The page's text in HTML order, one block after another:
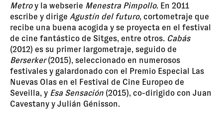
Metroy la webserie Menestra Pimpollo. En 2011
escribe y dirige Agustín del futuro, cortometraje que
recibe una buena acogida y se proyecta en el festival
de cine fantástico de Sitges, entre otros. Cabás
(2012) es su primer largometraje, seguido de
Berserker(2015), seleccionado en numerosos
festivales y galardonado con el Premio Especial Las
Nuevas Olas en el Festival de Cine Europeo de
Seveilla, y Esa Sensación (2015), co-dirigido con Juan
Cavestany y Julián Génisson.